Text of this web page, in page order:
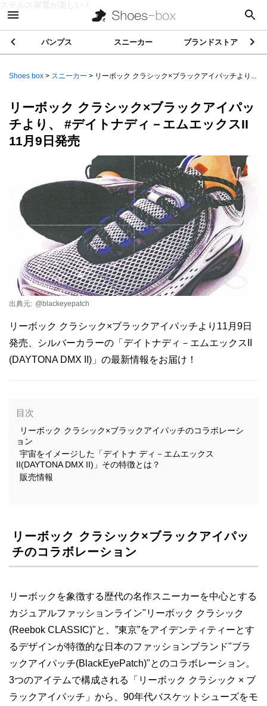
ステルス家電が楽しい！
パンプス スニーカー ブランドストア
Shoes box > スニーカー > リーボック クラシック×ブラックアイパッチより...
リーボック クラシック×ブラックアイパッ
チより、 #デイトナディ－エムエックスII
11月9日発売
出典元: @blackeyepatch
リーボック クラシック×ブラックアイパッチより11月9日
発売、シルバーカラーの「デイトナディ－エムエックスII
(DAYTONA DMX II)」の最新情報をお届け！
目次
リーボック クラシック×ブラックアイパッチのコラボレーシ
ョン
宇宙をイメージした「デイトナ ディ－エムエックス
II(DAYTONA DMX II)」その特徴とは？
販売情報
リーボック クラシック×ブラックアイパッ
チのコラボレーション
リーボックを象徴する歴代の名作スニーカーを中心とする
カジュアルファッションライン"リーボック クラシック
(Reebok CLASSIC)"と、”東京”をアイデンティティーとす
るデザインが特徴的な日本のファッションブランド"ブラ
ックアイパッチ(BlackEyePatch)"とのコラボレーション。
3つのアイテムで構成される「リーボック クラシック × ブ
ラックアイパッチ」から、90年代バスケットシューズをモ